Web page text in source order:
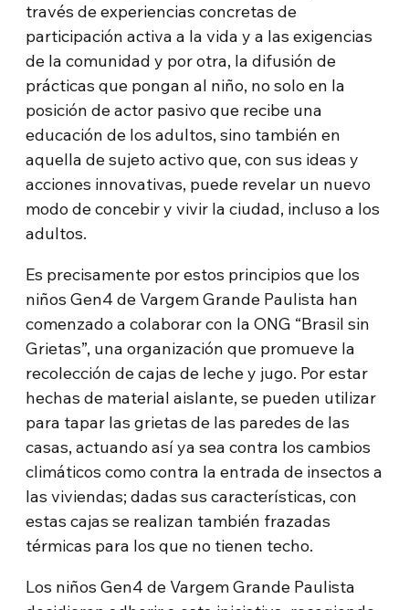
través de experiencias concretas de
participación activa a la vida y a las exigencias
de la comunidad y por otra, la difusión de
prácticas que pongan al niño, no solo en la
posición de actor pasivo que recibe una
educación de los adultos, sino también en
aquella de sujeto activo que, con sus ideas y
acciones innovativas, puede revelar un nuevo
modo de concebir y vivir la ciudad, incluso a los
adultos.
Es precisamente por estos principios que los
niños Gen4 de Vargem Grande Paulista han
comenzado a colaborar con la ONG “Brasil sin
Grietas”, una organización que promueve la
recolección de cajas de leche y jugo. Por estar
hechas de material aislante, se pueden utilizar
para tapar las grietas de las paredes de las
casas, actuando así ya sea contra los cambios
climáticos como contra la entrada de insectos a
las viviendas; dadas sus características, con
estas cajas se realizan también frazadas
térmicas para los que no tienen techo.
Los niños Gen4 de Vargem Grande Paulista